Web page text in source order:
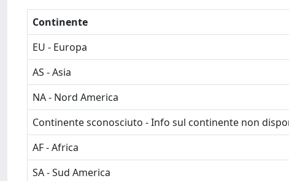
Continente
EU - Europa
AS - Asia
NA - Nord America
Continente sconosciuto - Info sul continente non
AF - Africa
SA - Sud America